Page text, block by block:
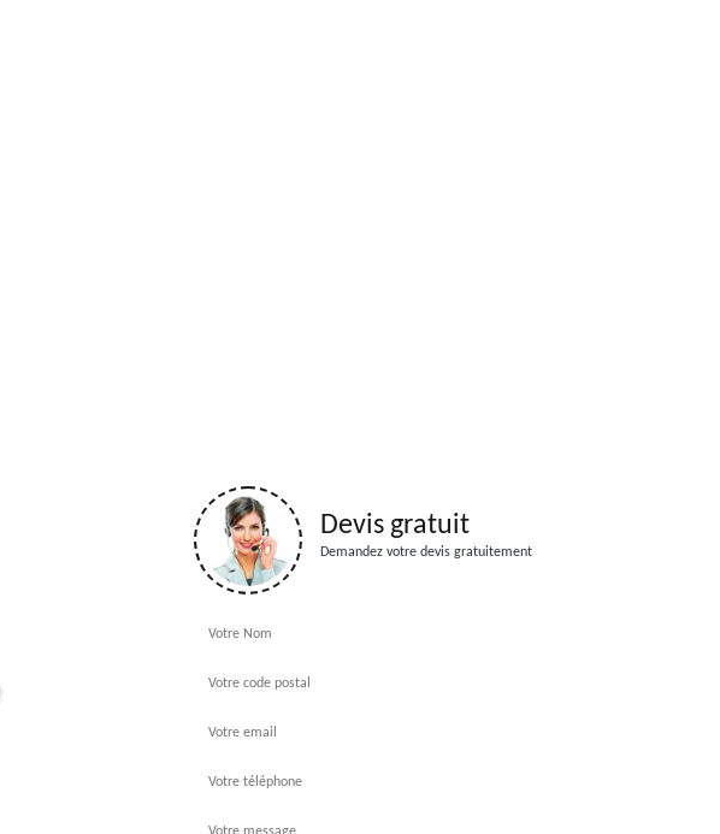
Devis gratuit
Demandez votre devis gratuitement